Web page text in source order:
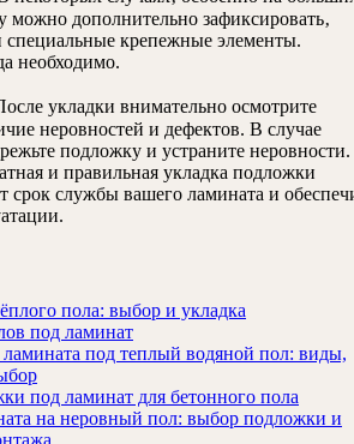
можно дополнительно зафиксировать‚
специальные крепежные элементы.
необходимо.
укладки внимательно осмотрите
неровностей и дефектов. В случае
подложку и устраните неровности.
и правильная укладка подложки
срок службы вашего ламината и
пола: выбор и укладка
под ламинат
под теплый водяной пол: виды,
под ламинат для бетонного пола
на неровный пол: выбор подложки и